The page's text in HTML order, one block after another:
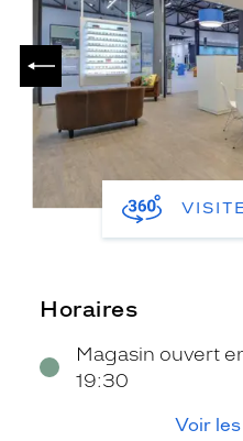
PRÉCÉDENT
Horaires
Magasin ouvert
19:30
Voir